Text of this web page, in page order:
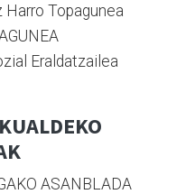
Harro Topagunea
Eraldatzailea
ASANBLADA